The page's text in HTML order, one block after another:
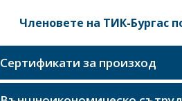
Членовете на ТИК-Бургас
Сертификати за произход